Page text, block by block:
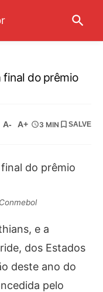
final do prêmio
A- A+ 3 MIN SALVE
e a
dos Estados
deste ano do
pelo